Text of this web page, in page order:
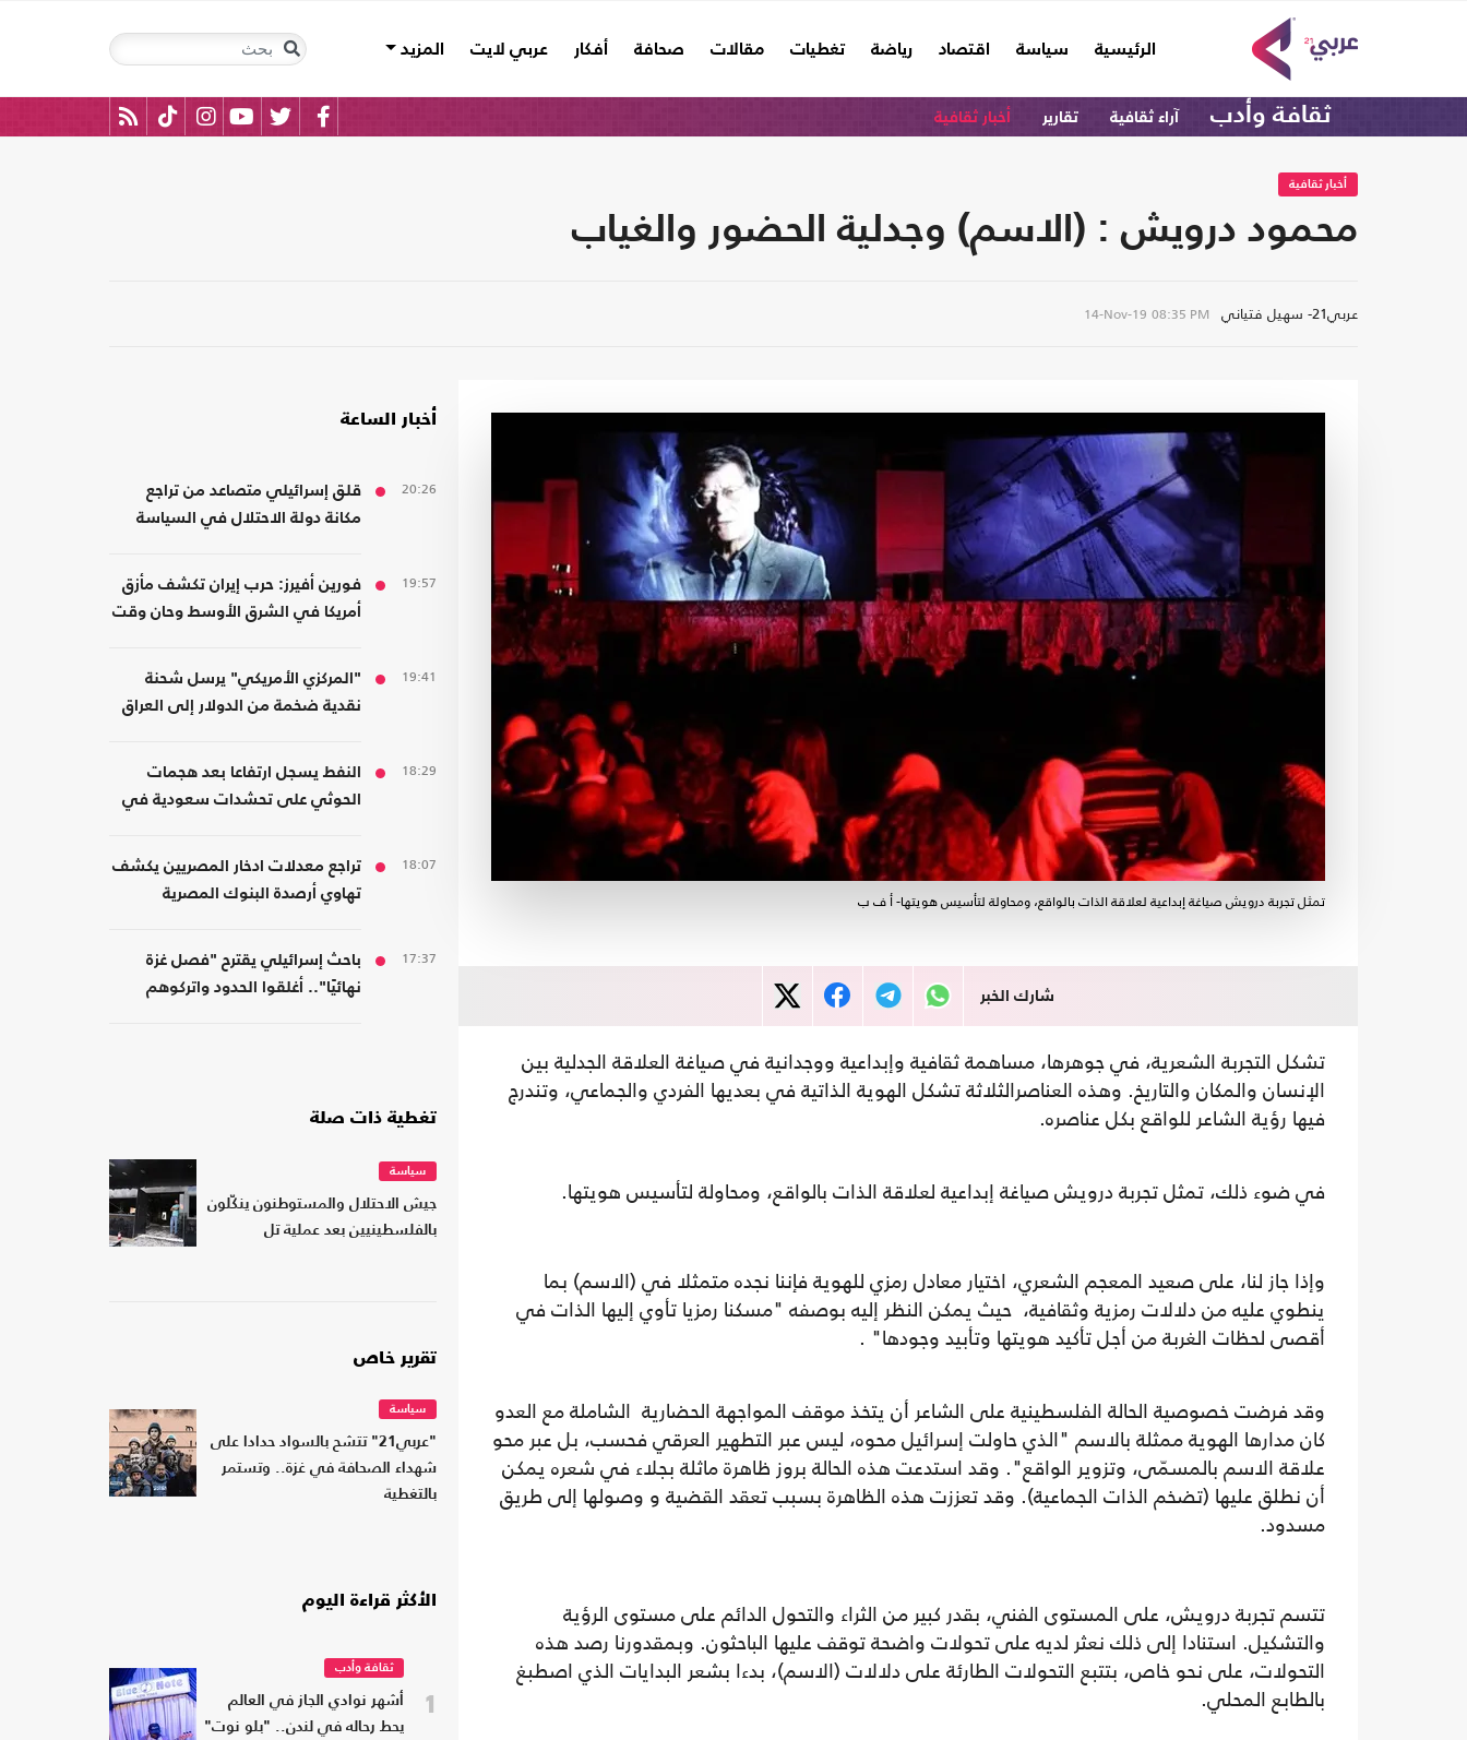
الرئيسية
(current) سياسة اقتصاد رياضة تغطيات مقالات صحافة أفكار عربي لايت المزيد
ثقافة وأدب آراء ثقافية تقارير أخبار ثقافية
أخبار ثقافية
محمود درويش : (الاسم) وجدلية الحضور والغياب
عربي21- سهيل فتياني 14-Nov-19 08:35 PM
تمثل تجربة درويش صياغة إبداعية لعلاقة الذات بالواقع، ومحاولة لتأسيس هويتها- أ ف ب
شارك الخبر
تشكل التجربة الشعرية، في جوهرها، مساهمة ثقافية وإبداعية ووجدانية في صياغة العلاقة الجدلية بين
الإنسان والمكان والتاريخ. وهذه العناصرالثلاثة تشكل الهوية الذاتية في بعديها الفردي والجماعي، وتندرج
فيها رؤية الشاعر للواقع بكل عناصره.
في ضوء ذلك، تمثل تجربة درويش صياغة إبداعية لعلاقة الذات بالواقع، ومحاولة لتأسيس هويتها.
وإذا جاز لنا، على صعيد المعجم الشعري، اختيار معادل رمزي للهوية فإننا نجده متمثلا في (الاسم) بما
ينطوي عليه من دلالات رمزية وثقافية، حيث يمكن النظر إليه بوصفه "مسكنا رمزيا تأوي إليها الذات في
أقصى لحظات الغربة من أجل تأكيد هويتها وتأبيد وجودها" .
وقد فرضت خصوصية الحالة الفلسطينية على الشاعر أن يتخذ موقف المواجهة الحضارية الشاملة مع العدو
كان مدارها الهوية ممثلة بالاسم "الذي حاولت إسرائيل محوه، ليس عبر التطهير العرقي فحسب، بل عبر محو
علاقة الاسم بالمسمّى، وتزوير الواقع". وقد استدعت هذه الحالة بروز ظاهرة ماثلة بجلاء في شعره يمكن
أن نطلق عليها (تضخم الذات الجماعية). وقد تعززت هذه الظاهرة بسبب تعقد القضية و وصولها إلى طريق
مسدود.
تتسم تجربة درويش، على المستوى الفني، بقدر كبير من الثراء والتحول الدائم على مستوى الرؤية
والتشكيل. استنادا إلى ذلك نعثر لديه على تحولات واضحة توقف عليها الباحثون. وبمقدورنا رصد هذه
التحولات، على نحو خاص، بتتبع التحولات الطارئة على دلالات (الاسم)، بدءا بشعر البدايات الذي اصطبغ
بالطابع المحلي.
أخبار الساعة
20:26
قلق إسرائيلي متصاعد من تراجع
مكانة دولة الاحتلال في السياسة
19:57
فورين أفيرز: حرب إيران تكشف مأزق
أمريكا في الشرق الأوسط وحان وقت
19:41
"المركزي الأمريكي" يرسل شحنة
نقدية ضخمة من الدولار إلى العراق
18:29
النفط يسجل ارتفاعا بعد هجمات
الحوثي على تحشدات سعودية في
18:07
تراجع معدلات ادخار المصريين يكشف
تهاوي أرصدة البنوك المصرية
17:37
باحث إسرائيلي يقترح "فصل غزة
نهائيًا".. أغلقوا الحدود واتركوهم
تغطية ذات صلة
سياسة
جيش الاحتلال والمستوطنون ينكّلون
بالفلسطينيين بعد عملية تل
تقرير خاص
سياسة
"عربي21" تتشح بالسواد حدادا على
شهداء الصحافة في غزة.. وتستمر
بالتغطية
الأكثر قراءة اليوم
1
ثقافة وأدب
أشهر نوادي الجاز في العالم
يحط رحاله في لندن.. "بلو نوت"